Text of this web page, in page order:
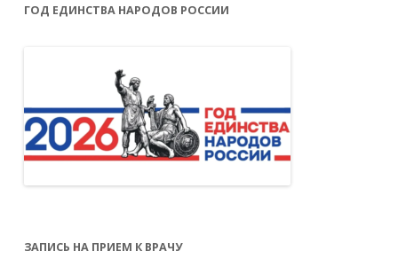
ГОД ЕДИНСТВА НАРОДОВ РОССИИ
ЗАПИСЬ НА ПРИЕМ К ВРАЧУ